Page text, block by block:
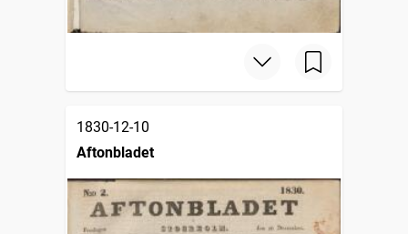
1830-12-10
Aftonbladet